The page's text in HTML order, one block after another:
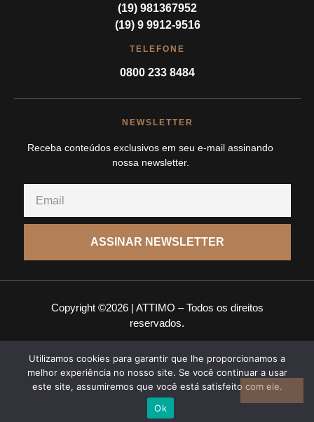
(19) 981367952
(19) 9 9912-9516
TELEFONE
0800 233 8484
NEWSLETTER
Receba conteúdos exclusivos em seu e-mail assinando
nossa newsletter.
ASSINAR NEWSLETTER
Copyright ©2026 | ATTIMO – Todos os direitos
reservados.
Politica de privacidade |Termos de uso
Utilizamos cookies para garantir que lhe proporcionamos a
melhor experiência no nosso site. Se você continuar a usar
este site, assumiremos que você está satisfeito com ele.
Ok